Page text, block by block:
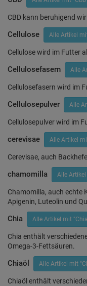
CBD kann beruhigend
Cellulose Alle Artikel
Cellulose wird im Futter
Cellulosefasern Alle
Cellulosefasern wird im
Cellulosepulver Alle
Cellulosepulver wird im
cerevisae Alle Artikel
Cerevisae, auch
chamomilla Alle
Chamomilla, auch echte
Apigenin, Luteolin und
Chia Alle Artikel mit
Chia enthält
Omega-3-Fettsäuren.
Chiaöl Alle Artikel mit
Chiaöl enthält